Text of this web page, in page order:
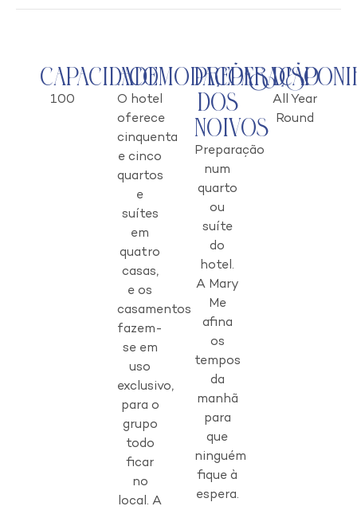
Capacidade
100
Acomodações
O hotel
oferece
cinquenta
e cinco
quartos
e
suítes
em
quatro
casas,
e os
casamentos
fazem-
se em
uso
exclusivo,
para o
grupo
todo
ficar
no
local. A
Preparação
dos
Noivos
Preparação
num
quarto
ou
suíte
do
hotel.
A Mary
Me
afina
os
tempos
da
manhã
para
que
ninguém
fique à
espera.
All Year
Round